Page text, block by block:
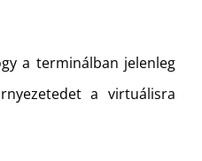
a terminálban jelenleg
a virtuálisra